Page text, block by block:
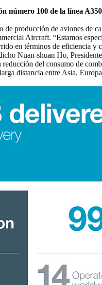
número 100 de la línea
producción de aviones de
Aircraft. “Estamos
en términos de
Nuan-shuan Ho,
del consumo de
distancia entre Asia,